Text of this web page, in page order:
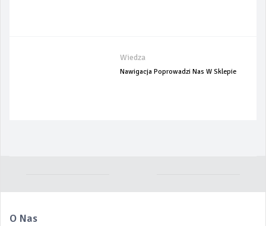
Wiedza
Nawigacja Poprowadzi Nas W Sklepie
O Nas